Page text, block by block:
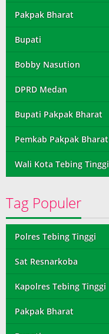
Pakpak Bharat
Bupati
Bobby Nasution
DPRD Medan
Bupati Pakpak Bharat
Pemkab Pakpak Bharat
Wali Kota Tebing Tinggi
Tag Populer
Polres Tebing Tinggi
Sat Resnarkoba
Kapolres Tebing Tinggi
Pakpak Bharat